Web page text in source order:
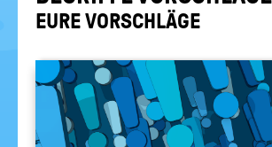
politische
Bildung
EURE VOR­SCHLÄ­GE